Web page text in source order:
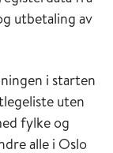
utbetaling av
i starten
uten
fylke og
alle i Oslo